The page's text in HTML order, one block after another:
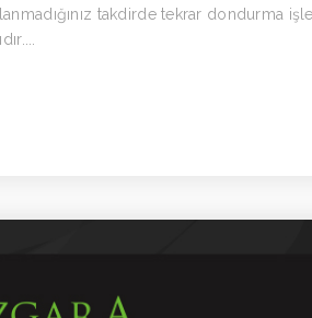
takdirde tekrar dondurma